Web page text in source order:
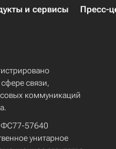
и сервисы Пресс-
связи,
коммуникаций
ФС77-57640
унитарное